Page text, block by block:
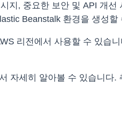
지, 중요한 보안 및 API 개선
Beanstalk 환경을 생성할
리전에서 사용할 수 있습
자세히 알아볼 수 있습니다.